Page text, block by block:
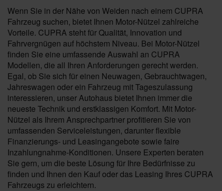
Wenn Sie in der Nähe von Weiden nach einem CUPRA
Fahrzeug suchen, bietet Ihnen Motor-Nützel zahlreiche
Vorteile. CUPRA steht für Qualität, Innovation und
Fahrvergnügen auf höchstem Niveau. Bei Motor-Nützel
finden Sie eine umfassende Auswahl an CUPRA
Modellen, die all Ihren Anforderungen gerecht werden.
Egal, ob Sie sich für einen Neuwagen, Gebrauchtwagen,
Jahreswagen oder ein Fahrzeug mit Tageszulassung
interessieren, unser Autohaus bietet Ihnen immer die
neueste Technik und erstklassigen Komfort. Mit Motor-
Nützel als Ihrem Ansprechpartner profitieren Sie von
umfassenden Serviceleistungen, darunter flexible
Finanzierungs- und Leasingangebote sowie faire
Inzahlungnahme-Konditionen. Unsere Experten beraten
Sie gern, um die beste Lösung für Ihre Bedürfnisse zu
finden und Ihnen den Kauf oder das Leasing Ihres CUPRA
Fahrzeugs zu erleichtern.